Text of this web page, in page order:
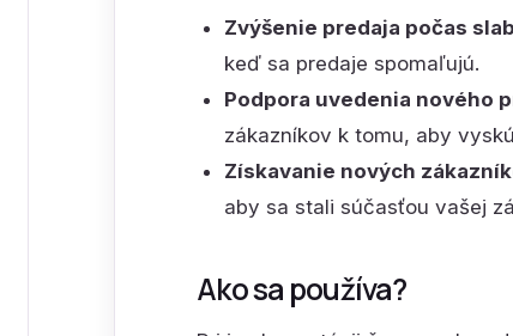
Zvýšenie predaja počas
keď sa predaje spomaľujú.
Podpora uvedenia nového
zákazníkov k tomu, aby
Získavanie nových
aby sa stali súčasťou vašej
Ako sa používa?